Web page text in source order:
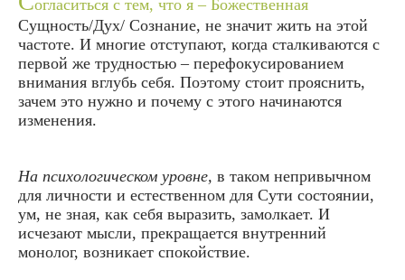
огласиться с тем, что я – Божественная
Сущность/Дух/ Сознание, не значит жить на этой
частоте. И многие отступают, когда сталкиваются с
первой же трудностью – перефокусированием
внимания вглубь себя. Поэтому стоит прояснить,
зачем это нужно и почему с этого начинаются
изменения.
На психологическом уровне, в таком непривычном
для личности и естественном для Сути состоянии,
ум, не зная, как себя выразить, замолкает. И
исчезают мысли, прекращается внутренний
монолог, возникает спокойствие.